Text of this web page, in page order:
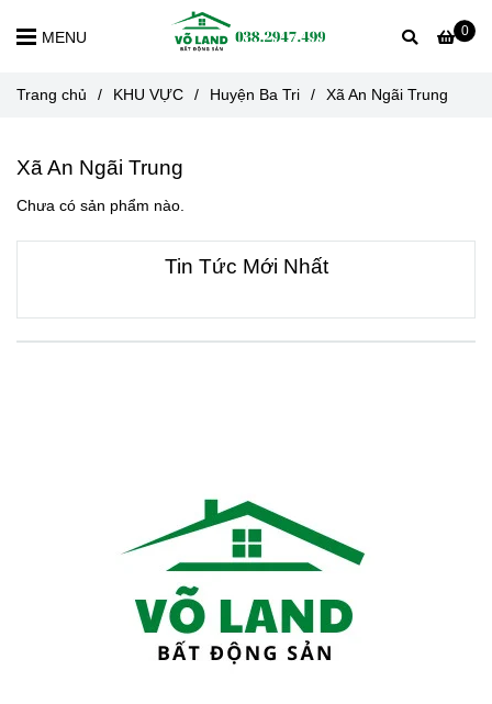
0
MENU
Trang chủ / KHU VỰC / Huyện Ba Tri / Xã An Ngãi Trung
Xã An Ngãi Trung
Chưa có sản phẩm nào.
Tin Tức Mới Nhất